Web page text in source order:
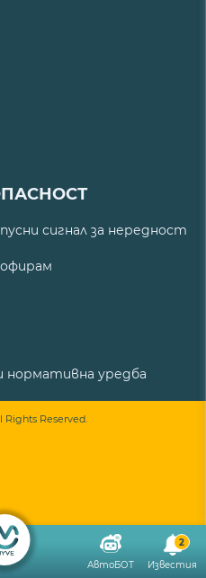
АвтоБОТ
2
Известия
сигнал за нередност
нормативна уредба
Rights Reserved.